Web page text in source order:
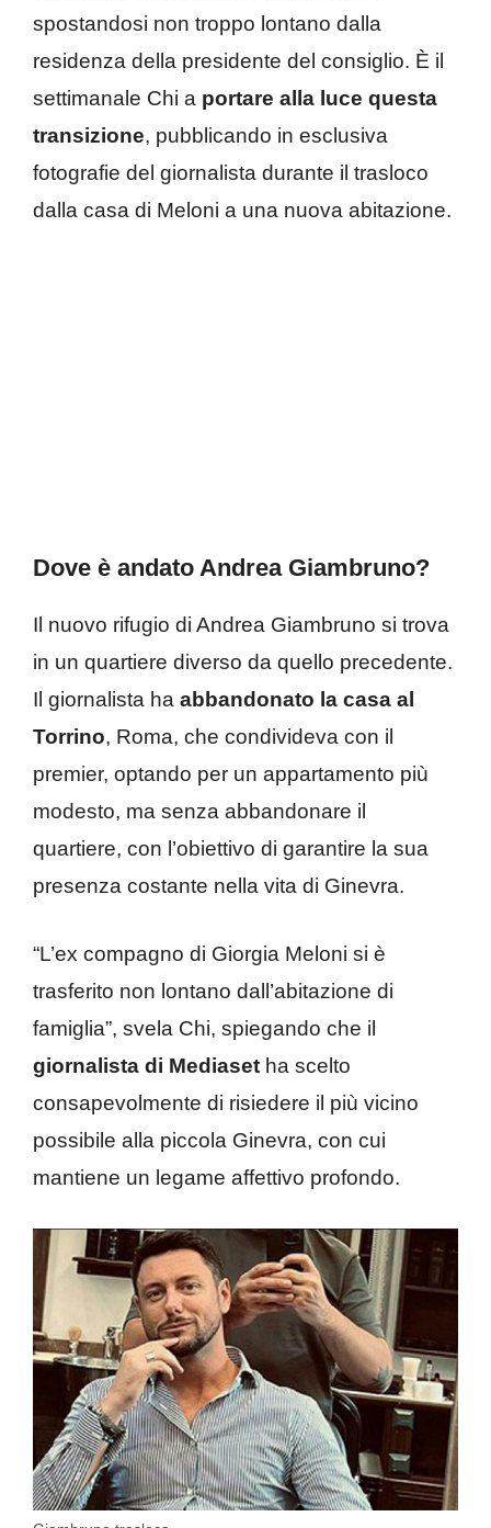
spostandosi non troppo lontano dalla
residenza della presidente del consiglio. È il
settimanale Chi a portare alla luce questa
transizione, pubblicando in esclusiva
fotografie del giornalista durante il trasloco
dalla casa di Meloni a una nuova abitazione.
Dove è andato Andrea Giambruno?
Il nuovo rifugio di Andrea Giambruno si trova
in un quartiere diverso da quello precedente.
Il giornalista ha abbandonato la casa al
Torrino, Roma, che condivideva con il
premier, optando per un appartamento più
modesto, ma senza abbandonare il
quartiere, con l’obiettivo di garantire la sua
presenza costante nella vita di Ginevra.
“L’ex compagno di Giorgia Meloni si è
trasferito non lontano dall’abitazione di
famiglia”, svela Chi, spiegando che il
giornalista di Mediaset ha scelto
consapevolmente di risiedere il più vicino
possibile alla piccola Ginevra, con cui
mantiene un legame affettivo profondo.